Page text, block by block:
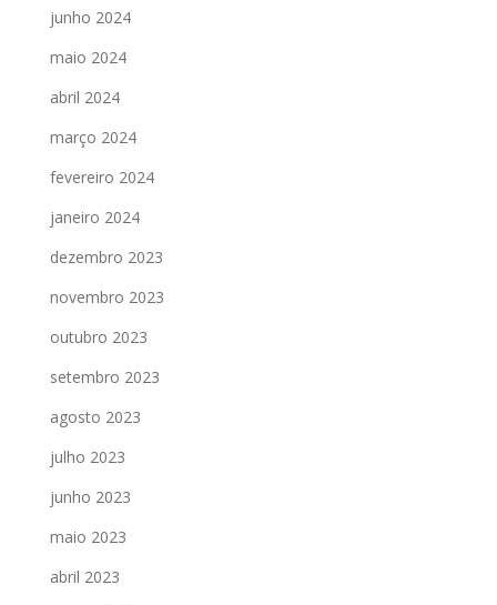
junho 2024
maio 2024
abril 2024
março 2024
fevereiro 2024
janeiro 2024
dezembro 2023
novembro 2023
outubro 2023
setembro 2023
agosto 2023
julho 2023
junho 2023
maio 2023
abril 2023